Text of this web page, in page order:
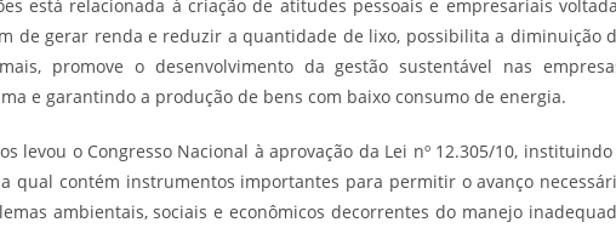
está relacionada à criação de atitudes pessoais e empresariais
de gerar renda e reduzir a quantidade de lixo, possibilita a diminuição
promove o desenvolvimento da gestão sustentável nas
e garantindo a produção de bens com baixo consumo de energia.
levou o Congresso Nacional à aprovação da Lei nº 12.305/10, instituindo
qual contém instrumentos importantes para permitir o avanço
ambientais, sociais e econômicos decorrentes do manejo